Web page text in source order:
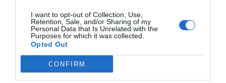
I want to opt-out of Collection, Use,
Retention, Sale, and/or Sharing of my
Personal Data that Is Unrelated with the
Purposes for which it was collected.
Opted Out
CONFIRM